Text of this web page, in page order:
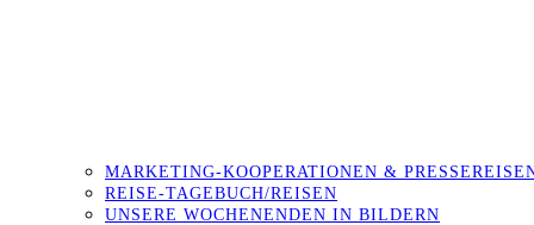
MARKETING-KOOPERATIONEN &
REISE-TAGEBUCH/REISEN
UNSERE WOCHENENDEN IN BILDERN